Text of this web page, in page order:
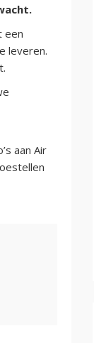
een
leveren.
aan Air